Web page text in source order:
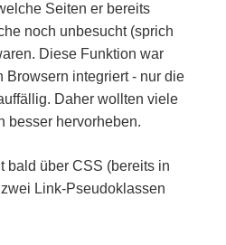
Seiten er bereits
noch unbesucht (sprich
Diese Funktion war
Browsern integriert - nur die
Daher wollten viele
besser hervorheben.
bald über CSS (bereits in
Link-Pseudoklassen